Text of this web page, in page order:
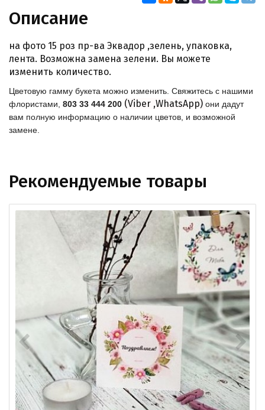
Описание
на фото 15 роз пр-ва Эквадор ,зелень, упаковка,
лента. Возможна замена зелени. Вы можете
изменить количество.
Цветовую гамму букета можно изменить. Свяжитесь с нашими
флористами, 803 33 444 200 (Viber ,WhatsApp) они дадут
вам полную информацию о наличии цветов, и возможной
замене.
Рекомендуемые товары